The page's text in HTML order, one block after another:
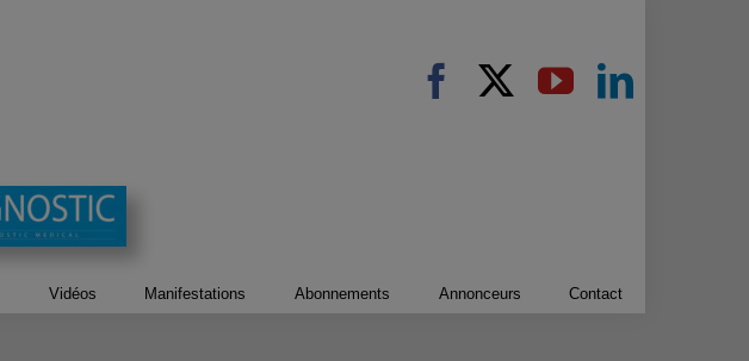
Vidéos Manifestations Abonnements Annonceurs Contact